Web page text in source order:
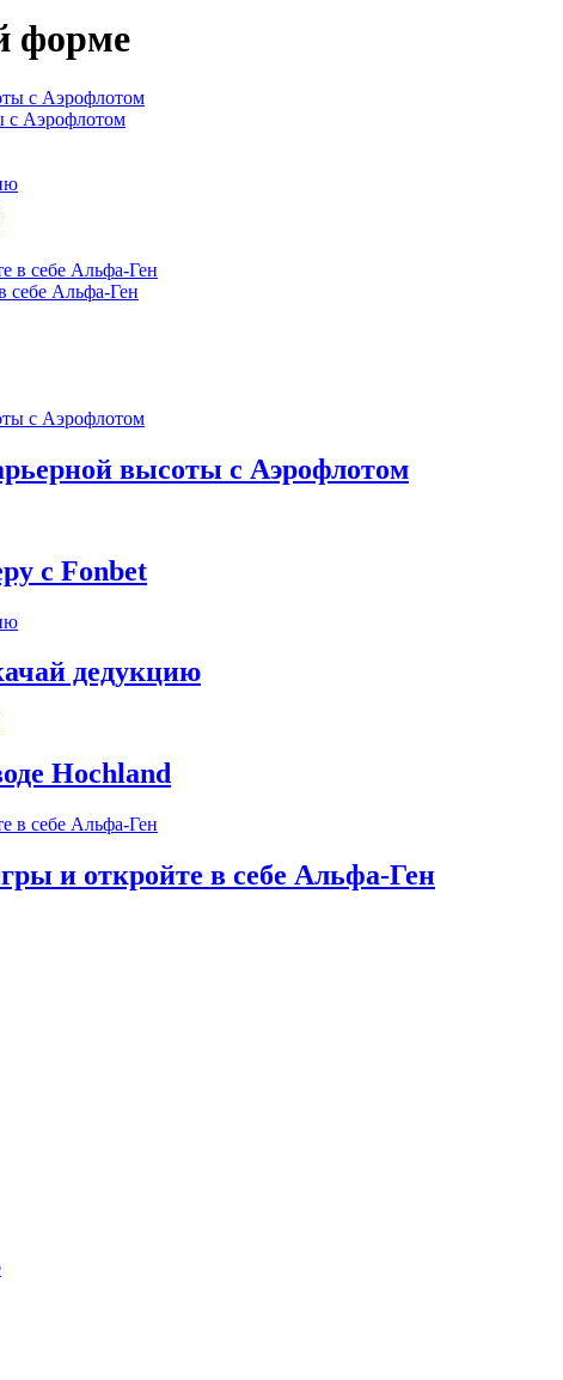
форме
с Аэрофлотом
себе Альфа-Ген
высоты с Аэрофлотом
с Fonbet
дедукцию
Hochland
и откройте в себе Альфа-Ген